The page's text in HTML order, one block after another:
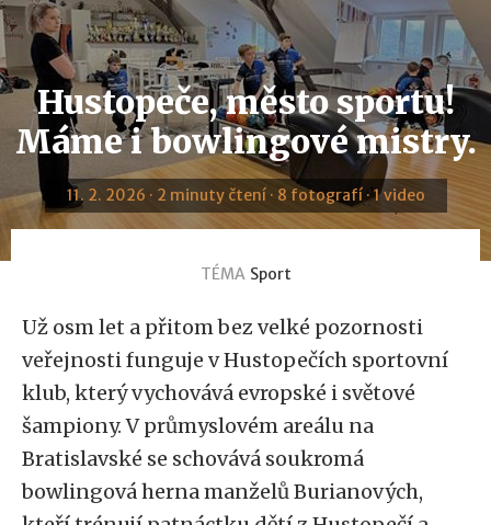
Hustopeče, město sportu!
Máme i bowlingové mistry.
11. 2. 2026 · 2 minuty čtení · 8 fotografí · 1 video
TÉMA Sport
Už osm let a přitom bez velké pozornosti
veřejnosti funguje v Hustopečích sportovní
klub, který vychovává evropské i světové
šampiony. V průmyslovém areálu na
Bratislavské se schovává soukromá
bowlingová herna manželů Burianových,